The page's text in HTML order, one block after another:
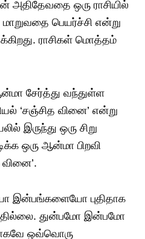
அதிதேவதை ஒரு ராசியில்
மாறுவதை பெயர்ச்சி என்று
ராசிகள் மொத்தம்
சேர்த்து வந்துள்ள
‘சஞ்சித வினை’ என்று
இருந்து ஒரு சிறு
ஒரு ஆன்மா பிறவி
வினை’.
இன்பங்களையோ புதிதாக
துன்பமோ இன்பமோ
ஒவ்வொரு